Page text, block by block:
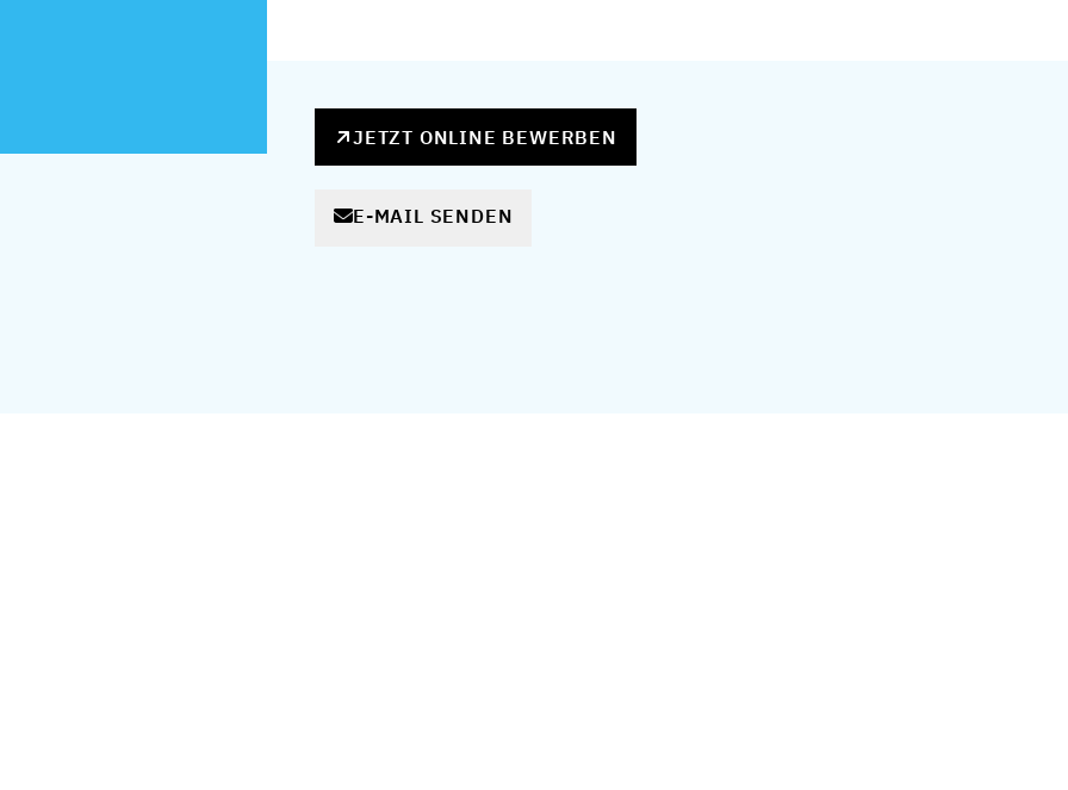
JETZT ONLINE BEWERBEN
E-MAIL SENDEN